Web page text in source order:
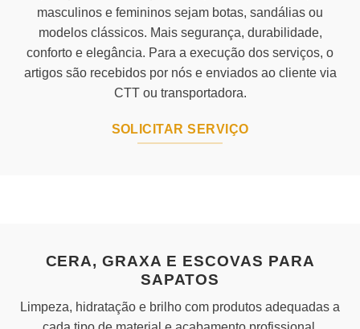
the
product
page
masculinos e femininos sejam botas, sandálias ou
modelos clássicos. Mais segurança, durabilidade,
conforto e elegância. Para a execução dos serviços, o
artigos são recebidos por nós e enviados ao cliente via
CTT ou transportadora.
SOLICITAR SERVIÇO
CERA, GRAXA E ESCOVAS PARA
SAPATOS
Limpeza, hidratação e brilho com produtos adequadas a